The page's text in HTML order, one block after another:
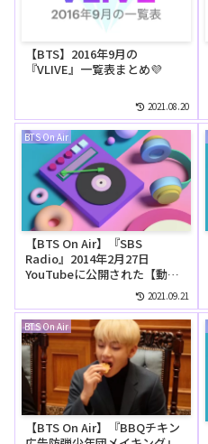
【BTS】2016年9月の
『VLIVE』一覧表まとめ💜
2021.08.20
BTS On Air
【BTS On Air】『SBS
Radio』2014年2月27日
YouTubeに公開された【動
2021.09.21
BTS On Air
【BTS On Air】『BBQチキン